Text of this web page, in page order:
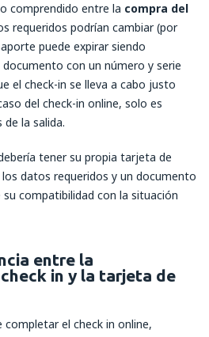
comprendido entre la compra del
requeridos podrían cambiar (por
puede expirar siendo
con un número y serie
el check-in se lleva a cabo justo
del check-in online, solo es
la salida.
tener su propia tarjeta de
datos requeridos y un documento
compatibilidad con la situación
entre la
in y la tarjeta de
completar el check in online,